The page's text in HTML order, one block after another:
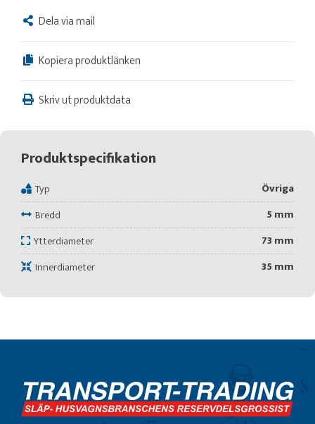
Dela via mail
Kopiera produktlänken
Skriv ut produktdata
Produktspecifikation
Typ
Övriga
Bredd
5 mm
Ytterdiameter
73 mm
Innerdiameter
35 mm